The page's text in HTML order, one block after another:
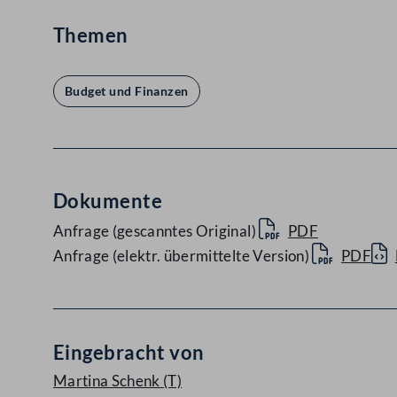
Themen
Budget und Finanzen
Dokumente
Anfrage (gescanntes Original)
PDF
Anfrage (elektr. übermittelte Version)
PDF
Eingebracht von
Martina Schenk (T)